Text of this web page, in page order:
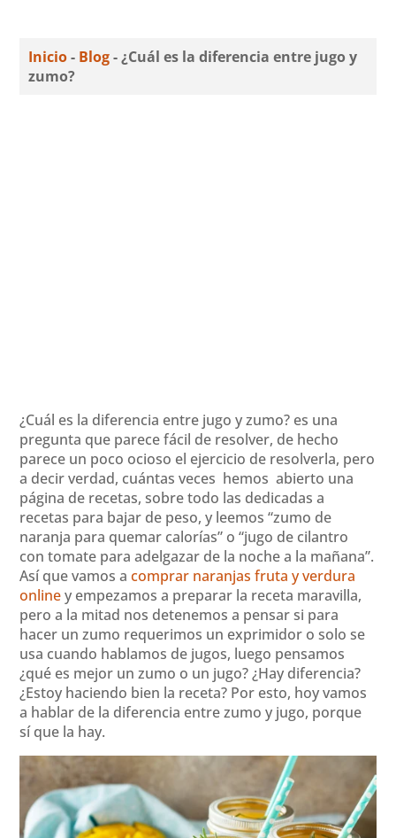
Inicio- Blog-¿Cuál es la diferencia entre jugo y
zumo?
¿Cuál es la diferencia entre jugo y zumo? es una
pregunta que parece fácil de resolver, de hecho
parece un poco ocioso el ejercicio de resolverla, pero
a decir verdad, cuántas veces hemos abierto una
página de recetas, sobre todo las dedicadas a
recetas para bajar de peso, y leemos “zumo de
naranja para quemar calorías” o “jugo de cilantro
con tomate para adelgazar de la noche a la mañana”.
Así que vamos acomprar naranjas fruta y verdura
onliney empezamos a preparar la receta maravilla,
pero a la mitad nos detenemos a pensar si para
hacer un zumo requerimos un exprimidor o solo se
usa cuando hablamos de jugos, luego pensamos
¿qué es mejor un zumo o un jugo? ¿Hay diferencia?
¿Estoy haciendo bien la receta? Por esto, hoy vamos
a hablar de la diferencia entre zumo y jugo, porque
sí que la hay.